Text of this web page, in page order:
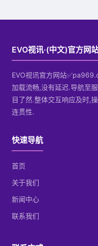
EVO视讯·(中文)官方网
EVO视讯官方网站
加载流畅,没有延迟.导航至
目了然.整体交互响应及时,
连贯性.
快速导航
首页
关于我们
新闻中心
联系我们